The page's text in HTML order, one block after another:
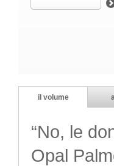
il volume
“No, le
Opal